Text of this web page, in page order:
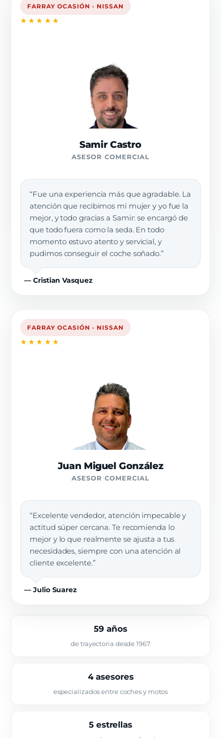
FARRAY OCASIÓN · NISSAN
★★★★★
Samir Castro
ASESOR COMERCIAL
“Fue una experiencia más que agradable. La
atención que recibimos mi mujer y yo fue la
mejor, y todo gracias a Samir: se encargó de
que todo fuera como la seda. En todo
momento estuvo atento y servicial, y
pudimos conseguir el coche soñado.”
— Cristian Vasquez
FARRAY OCASIÓN · NISSAN
★★★★★
Juan Miguel González
ASESOR COMERCIAL
“Excelente vendedor, atención impecable y
actitud súper cercana. Te recomienda lo
mejor y lo que realmente se ajusta a tus
necesidades, siempre con una atención al
cliente excelente.”
— Julio Suarez
59 años
de trayectoria desde 1967
4 asesores
especializados entre coches y motos
5 estrellas